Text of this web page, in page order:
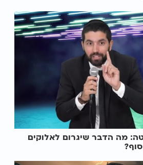
מה הדבר שיגרום לאלוקים